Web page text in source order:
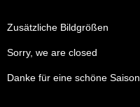
Zusätzliche Bildgrößen
Sorry, we are closed
Danke für eine schöne Saison